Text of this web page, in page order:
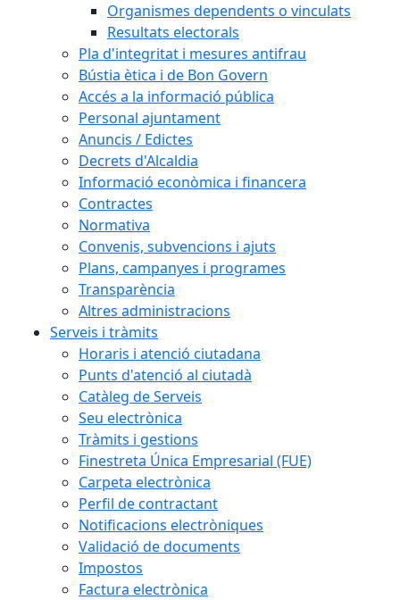
Organismes dependents o vinculats
Resultats electorals
Pla d'integritat i mesures antifrau
Bústia ètica i de Bon Govern
Accés a la informació pública
Personal ajuntament
Anuncis / Edictes
Decrets d'Alcaldia
Informació econòmica i financera
Contractes
Normativa
Convenis, subvencions i ajuts
Plans, campanyes i programes
Transparència
Altres administracions
Serveis i tràmits
Horaris i atenció ciutadana
Punts d'atenció al ciutadà
Catàleg de Serveis
Seu electrònica
Tràmits i gestions
Finestreta Única Empresarial (FUE)
Carpeta electrònica
Perfil de contractant
Notificacions electròniques
Validació de documents
Impostos
Factura electrònica